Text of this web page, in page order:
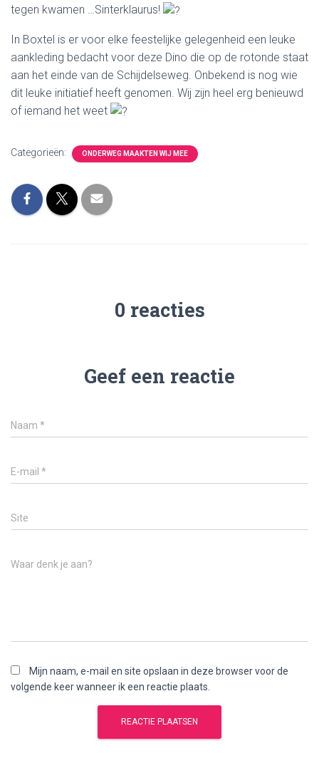
tegen kwamen …Sinterklaurus!
In Boxtel is er voor elke feestelijke gelegenheid een leuke
aankleding bedacht voor deze Dino die op de rotonde staat
aan het einde van de Schijdelseweg. Onbekend is nog wie
dit leuke initiatief heeft genomen. Wij zijn heel erg benieuwd
of iemand het weet
Categorieën: ONDERWEG MAAKTEN WIJ MEE
0 reacties
Geef een reactie
Naam *
E-mail *
Site
Waar denk je aan?
Mijn naam, e-mail en site opslaan in deze browser voor de
volgende keer wanneer ik een reactie plaats.